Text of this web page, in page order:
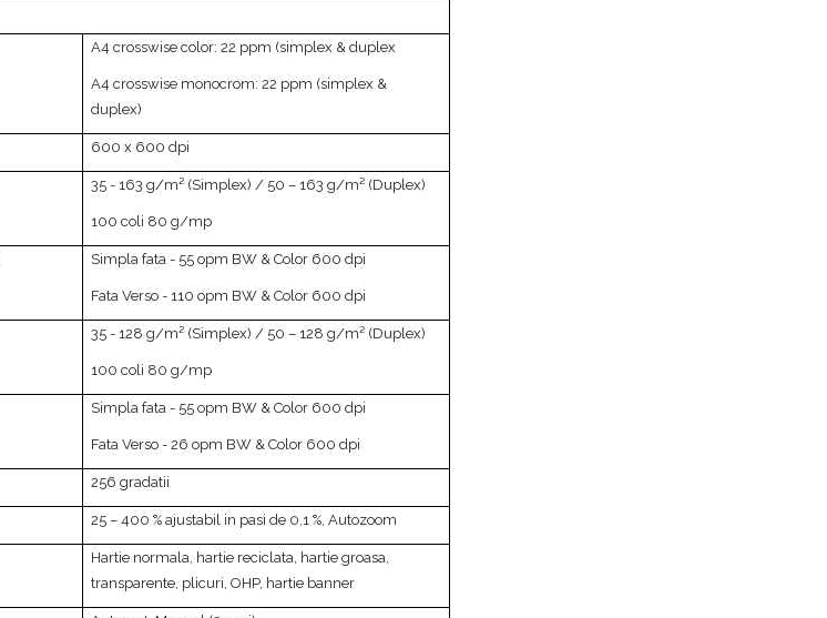
A4 crosswise color: 22 ppm (simplex & duplex
A4 crosswise monocrom: 22 ppm (simplex &
duplex)
600 x 600 dpi
35 - 163 g/m² (Simplex) / 50 – 163 g/m² (Duplex)
100 coli 80 g/mp
Simpla fata - 55 opm BW & Color 600 dpi
Fata Verso - 110 opm BW & Color 600 dpi
35 - 128 g/m² (Simplex) / 50 – 128 g/m² (Duplex)
100 coli 80 g/mp
Simpla fata - 55 opm BW & Color 600 dpi
Fata Verso - 26 opm BW & Color 600 dpi
256 gradatii
25 – 400 % ajustabil in pasi de 0,1 %, Autozoom
Hartie normala, hartie reciclata, hartie groasa,
transparente, plicuri, OHP, hartie banner